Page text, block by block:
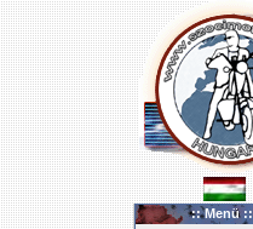
:: Menü ::